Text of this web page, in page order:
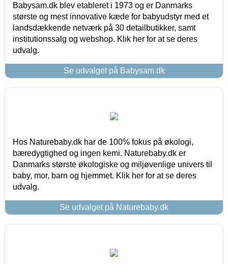
Babysam.dk blev etableret i 1973 og er Danmarks
største og mest innovative kæde for babyudstyr med et
landsdækkende netværk på 30 detailbutikker, samt
institutionssalg og webshop. Klik her for at se deres
udvalg.
Se udvalget på Babysam.dk
Hos Naturebaby.dk har de 100% fokus på økologi,
bæredygtighed og ingen kemi. Naturebaby.dk er
Danmarks største økologiske og miljøvenlige univers til
baby, mor, barn og hjemmet. Klik her for at se deres
udvalg.
Se udvalget på Naturebaby.dk